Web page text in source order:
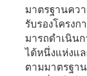
มาตรฐานคว
รับรองโครง
มารถดําเนิน
ได้หนึ่งแห่งแ
ตามมาตรฐา